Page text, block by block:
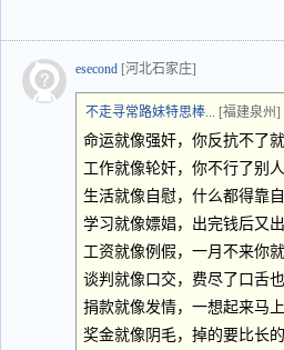
esecond [河北石家庄]
不走寻常路妹特思棒... [福建泉州]
命运就像强奸，你反抗不了
工作就像轮奸，你不行了别
生活就像自慰，什么都得靠
学习就像嫖娼，出完钱后又
工资就像例假，一月不来你
谈判就像口交，费尽了口舌
捐款就像发情，一想起来马
奖金就像阴毛，掉的要比长